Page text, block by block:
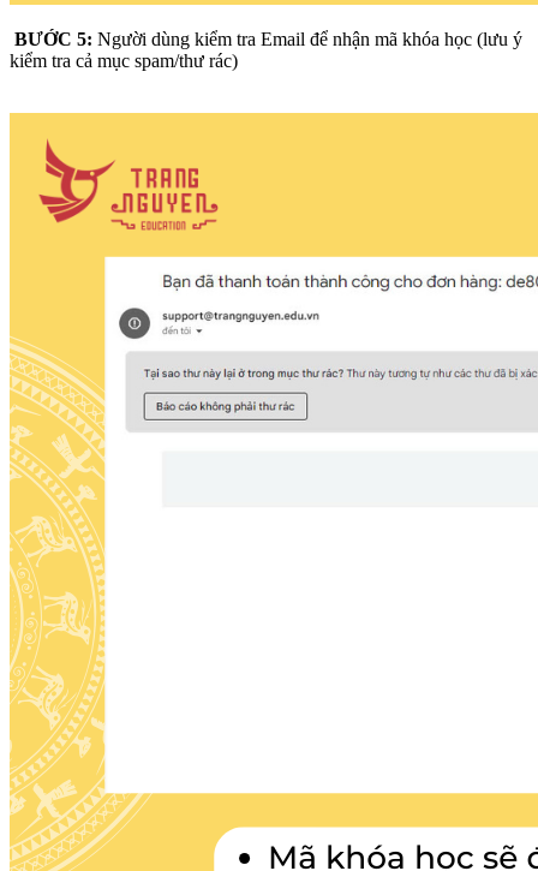
BƯỚC 5: Người dùng kiểm tra Email để nhận mã khóa học (lưu ý
kiểm tra cả mục spam/thư rác)